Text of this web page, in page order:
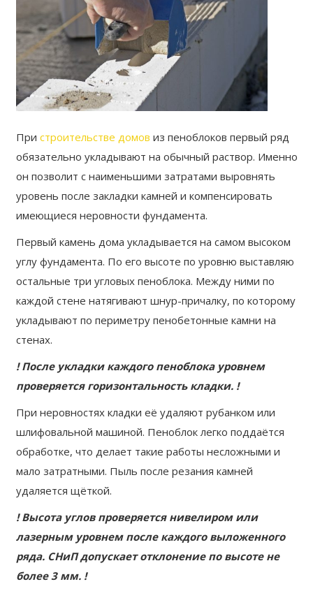
При строительстве домов из пеноблоков первый ряд
обязательно укладывают на обычный раствор. Именно
он позволит с наименьшими затратами выровнять
уровень после закладки камней и компенсировать
имеющиеся неровности фундамента.
Первый камень дома укладывается на самом высоком
углу фундамента. По его высоте по уровню выставляю
остальные три угловых пеноблока. Между ними по
каждой стене натягивают шнур-причалку, по которому
укладывают по периметру пенобетонные камни на
стенах.
! После укладки каждого пеноблока уровнем
проверяется горизонтальность кладки. !
При неровностях кладки её удаляют рубанком или
шлифовальной машиной. Пеноблок легко поддаётся
обработке, что делает такие работы несложными и
мало затратными. Пыль после резания камней
удаляется щёткой.
! Высота углов проверяется нивелиром или
лазерным уровнем после каждого выложенного
ряда. СНиП допускает отклонение по высоте не
более 3 мм. !